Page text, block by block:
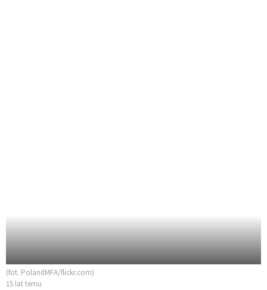
(fot. PolandMFA/flickr.com)
15 lat temu